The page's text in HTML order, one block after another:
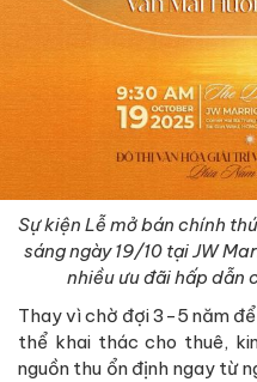
Sự kiện Lễ mở bán chính
sáng ngày 19/10 tại JW
nhiều ưu đãi hấp dẫn
Thay vì chờ đợi 3-5 năm
thể khai thác cho thuê,
nguồn thu ổn định ngay từ